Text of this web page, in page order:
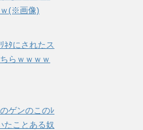
ｗ(※画像)
ﾈﾀにされたス
らｗｗｗｗ
ゲンのこのﾚ
たことある奴